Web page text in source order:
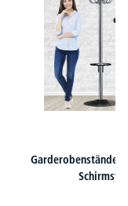
Garderobenständer